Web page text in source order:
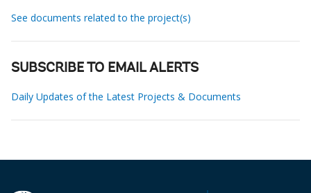
See documents related to the project(s)
SUBSCRIBE TO EMAIL ALERTS
Daily Updates of the Latest Projects & Documents